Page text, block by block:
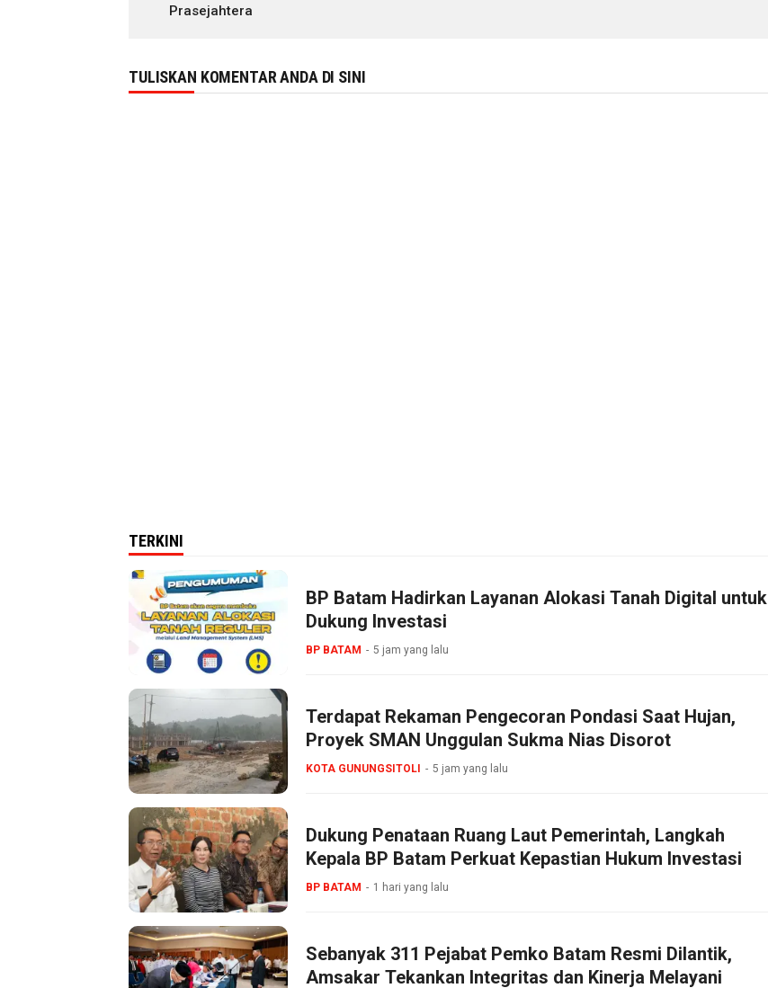
Prasejahtera
TULISKAN KOMENTAR ANDA DI SINI
TERKINI
BP Batam Hadirkan Layanan Alokasi Tanah Digital untuk
Dukung Investasi
BP BATAM 5 jam yang lalu
Terdapat Rekaman Pengecoran Pondasi Saat Hujan,
Proyek SMAN Unggulan Sukma Nias Disorot
KOTA GUNUNGSITOLI 5 jam yang lalu
Dukung Penataan Ruang Laut Pemerintah, Langkah
Kepala BP Batam Perkuat Kepastian Hukum Investasi
BP BATAM 1 hari yang lalu
Sebanyak 311 Pejabat Pemko Batam Resmi Dilantik,
Amsakar Tekankan Integritas dan Kinerja Melayani